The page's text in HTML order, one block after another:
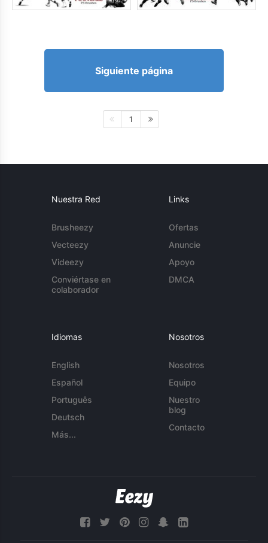
Siguiente página
1
Nuestra Red
Brusheezy
Vecteezy
Videezy
Conviértase en
colaborador
Links
Ofertas
Anuncie
Apoyo
DMCA
Idiomas
English
Español
Português
Deutsch
Más...
Nosotros
Nosotros
Equipo
Nuestro
blog
Contacto